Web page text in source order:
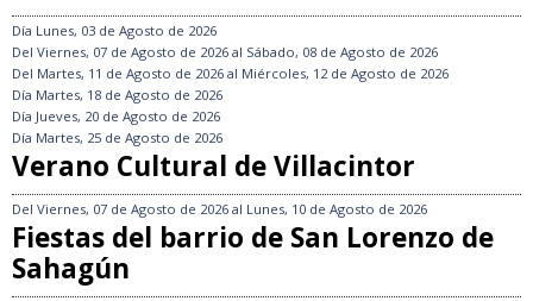
Día Lunes, 03 de Agosto de 2026
Del Viernes, 07 de Agosto de 2026 al Sábado, 08 de Agosto de 2026
Del Martes, 11 de Agosto de 2026 al Miércoles, 12 de Agosto de 2026
Día Martes, 18 de Agosto de 2026
Día Jueves, 20 de Agosto de 2026
Día Martes, 25 de Agosto de 2026
Verano Cultural de Villacintor
Del Viernes, 07 de Agosto de 2026 al Lunes, 10 de Agosto de 2026
Fiestas del barrio de San Lorenzo de
Sahagún